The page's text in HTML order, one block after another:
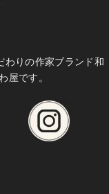
わりの作家ブランド和
屋です。